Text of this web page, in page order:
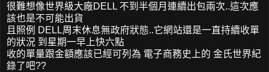
很難想像世界級大廠DELL 不到半個月連續出包兩次..這次應
該也是不可能出貨
且照例 DELL周末休息無政府狀態..它網站還是一直持續收單
的狀況 到星期一早上快六點
收的單量跟金額應該已經可列為 電子商務史上的 金氏世界紀
錄了吧??